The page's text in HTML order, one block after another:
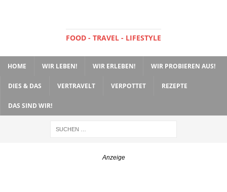
FOOD - TRAVEL - LIFESTYLE
HOME WIR LEBEN! WIR ERLEBEN! WIR PROBIEREN AUS!
DIES & DAS VERTRAVELT VERPOTTET REZEPTE
DAS SIND WIR!